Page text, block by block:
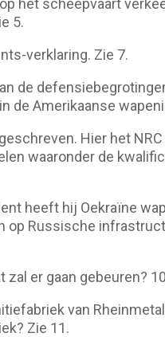
het scheepvaart
5.
verklaring. Zie 7.
de
de Amerikaanse
Hier het
waaronder de
heeft hij Oekraïne
Russische
zal er gaan gebeuren?
van
Zie 11.